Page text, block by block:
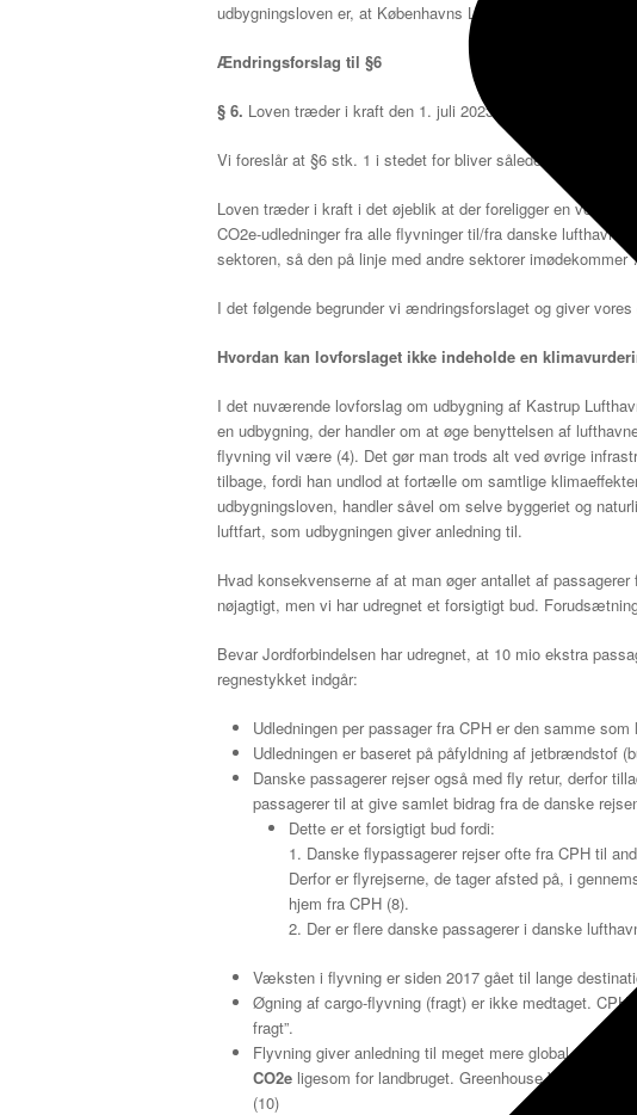
udbygningsloven er, at Københavns Lufthavn skal kunne
Ændringsforslag til §6
§ 6. Loven træder i kraft den 1. juli 2023.
Vi foreslår at §6 stk. 1 i stedet for bliver således:
Loven træder i kraft i det øjeblik at der foreligger en
CO2e-udledninger fra alle flyvninger til/fra danske
sektoren, så den på linje med andre sektorer
I det følgende begrunder vi ændringsforslaget og giver vores
Hvordan kan lovforslaget ikke indeholde en
I det nuværende lovforslag om udbygning af Kastrup
en udbygning, der handler om at øge benyttelsen af
flyvning vil være (4). Det gør man trods alt ved øvrige
tilbage, fordi han undlod at fortælle om samtlige
udbygningsloven, handler såvel om selve byggeriet og
luftfart, som udbygningen giver anledning til.
Hvad konsekvenserne af at man øger antallet af
nøjagtigt, men vi har udregnet et forsigtigt bud.
Bevar Jordforbindelsen har udregnet, at 10 mio ekstra
regnestykket indgår:
Udledningen per passager fra CPH er den samme
Udledningen er baseret på påfyldning af jetbrændstof
Danske passagerer rejser også med fly retur, derfor
passagerer til at give samlet bidrag fra de danske
Dette er et forsigtigt bud fordi:
1. Danske flypassagerer rejser ofte fra CPH til
Derfor er flyrejserne, de tager afsted på, i
hjem fra CPH (8).
2. Der er flere danske passagerer i danske
Væksten i flyvning er siden 2017 gået til lange
Øgning af cargo-flyvning (fragt) er ikke medtaget.
fragt”.
Flyvning giver anledning til meget mere global
CO2e ligesom for landbruget. Greenhouse Warming
(10)